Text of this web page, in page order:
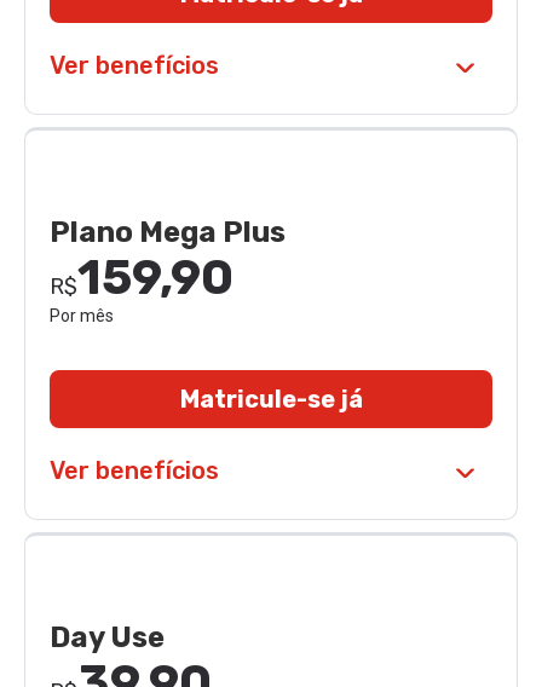
Ver benefícios
Plano Mega Plus
R$159,90
Por mês
Matricule-se já
Ver benefícios
Day Use